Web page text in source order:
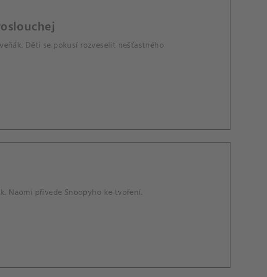
Děti se pokusí rozveselit nešťastného
Naomi přivede Snoopyho ke tvoření.